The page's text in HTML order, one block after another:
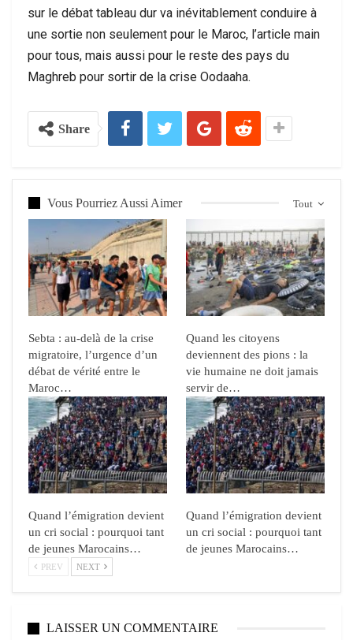
sur le débat tableau dur va inévitablement conduire à
une sortie non seulement pour le Maroc, l’article main
pour tous, mais aussi pour le reste des pays du
Maghreb pour sortir de la crise Oodaaha.
Share
Tout
Vous Pourriez Aussi Aimer
Sebta : au-delà de la crise
migratoire, l’urgence d’un
débat de vérité entre le
Maroc…
Quand les citoyens
deviennent des pions : la
vie humaine ne doit jamais
servir de…
Quand l’émigration devient
un cri social : pourquoi tant
de jeunes Marocains…
Quand l’émigration devient
un cri social : pourquoi tant
de jeunes Marocains…
PREV NEXT
LAISSER UN COMMENTAIRE